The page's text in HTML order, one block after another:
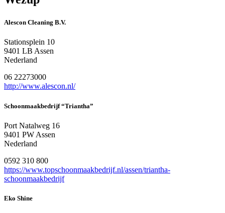
Alescon Cleaning B.V.
Stationsplein 10
9401 LB Assen
Nederland
06 22273000
http://www.alescon.nl/
Schoonmaakbedrijf “Triantha”
Port Natalweg 16
9401 PW Assen
Nederland
0592 310 800
https://www.topschoonmaakbedrijf.nl/assen/triantha-
schoonmaakbedrijf
Eko Shine